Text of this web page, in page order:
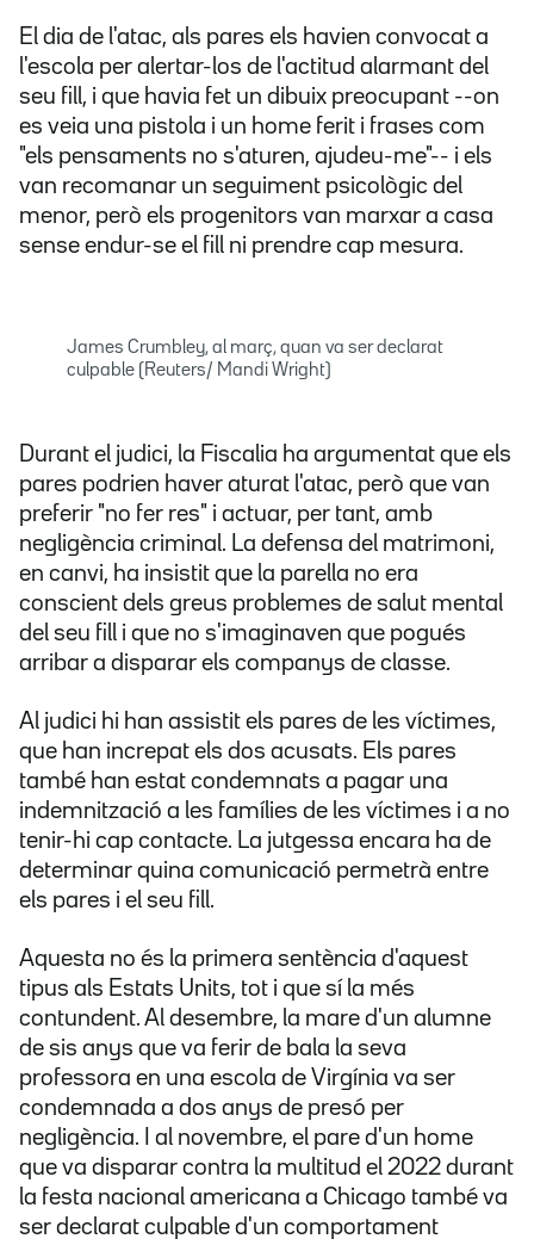
El dia de l'atac, als pares els havien convocat a
l'escola per alertar-los de l'actitud alarmant del
seu fill, i que havia fet un dibuix preocupant --on
es veia una pistola i un home ferit i frases com
"els pensaments no s'aturen, ajudeu-me"-- i els
van recomanar un seguiment psicològic del
menor, però els progenitors van marxar a casa
sense endur-se el fill ni prendre cap mesura.
James Crumbley, al març, quan va ser declarat
culpable (Reuters/ Mandi Wright)
Durant el judici, la Fiscalia ha argumentat que els
pares podrien haver aturat l'atac, però que van
preferir "no fer res" i actuar, per tant, amb
negligència criminal. La defensa del matrimoni,
en canvi, ha insistit que la parella no era
conscient dels greus problemes de salut mental
del seu fill i que no s'imaginaven que pogués
arribar a disparar els companys de classe.
Al judici hi han assistit els pares de les víctimes,
que han increpat els dos acusats. Els pares
també han estat condemnats a pagar una
indemnització a les famílies de les víctimes i a no
tenir-hi cap contacte. La jutgessa encara ha de
determinar quina comunicació permetrà entre
els pares i el seu fill.
Aquesta no és la primera sentència d'aquest
tipus als Estats Units, tot i que sí la més
contundent. Al desembre, la mare d'un alumne
de sis anys que va ferir de bala la seva
professora en una escola de Virgínia va ser
condemnada a dos anys de presó per
negligència. I al novembre, el pare d'un home
que va disparar contra la multitud el 2022 durant
la festa nacional americana a Chicago també va
ser declarat culpable d'un comportament